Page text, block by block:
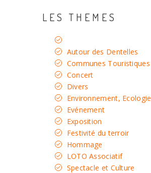
LES THEMES
Autour des Dentelles
Communes Touristiques
Concert
Divers
Environnement, Ecologie
Evénement
Exposition
Festivité du terroir
Hommage
LOTO Associatif
Spectacle et Culture